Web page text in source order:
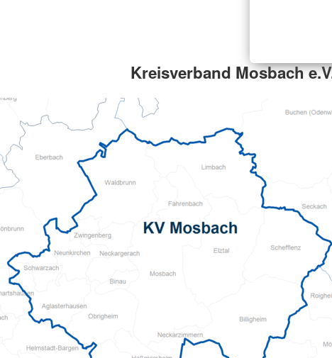
Kreisverband Mosbach